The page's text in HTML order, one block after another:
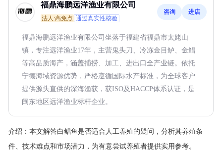
福鼎海鹏远洋渔业有限公司
法人:高免点 通过真实性核验
咨询 进店
福鼎海鹏远洋渔业有限公司坐落于福建省福鼎市太姥山
镇，专注远洋渔业17年，主营鬼头刀、冷冻金目鲈、金鲳
等高品质海产，涵盖捕捞、加工、进出口全产业链。依托
宁德海域资源优势，严格遵循国际水产标准，为全球客户
提供源头直供的深海渔获，获ISO及HACCP体系认证，是
闽东地区远洋渔业标杆企业。
介绍： 本文解答白鲳鱼是否适合人工养殖的疑问，分析其养殖条
件、技术难点和市场潜力，为有意尝试养殖者提供实用参考。